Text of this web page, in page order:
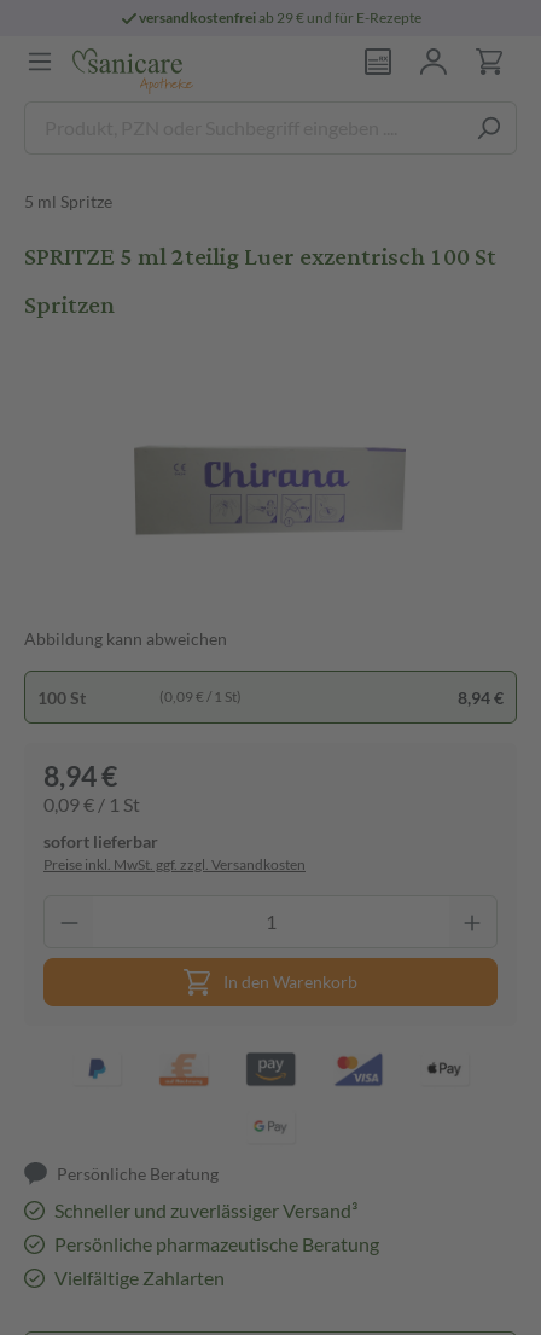
versandkostenfreiab 29 € und für E-Rezepte
5 ml Spritze
SPRITZE 5 ml 2teilig Luer exzentrisch 100 St
Spritzen
Abbildung kann abweichen
100 St (0,09 € / 1 St) 8,94 €
8,94 €
0,09 € / 1 St
sofort lieferbar
Preise inkl. MwSt. ggf. zzgl. Versandkosten
In den Warenkorb
Persönliche Beratung
Schneller und zuverlässiger Versand³
Persönliche pharmazeutische Beratung
Vielfältige Zahlarten